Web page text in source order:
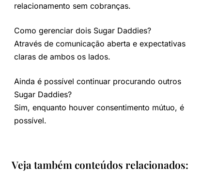
relacionamento sem cobranças.
Como gerenciar dois Sugar Daddies?
Através de comunicação aberta e expectativas
claras de ambos os lados.
Ainda é possível continuar procurando outros
Sugar Daddies?
Sim, enquanto houver consentimento mútuo, é
possível.
Veja também conteúdos relacionados: